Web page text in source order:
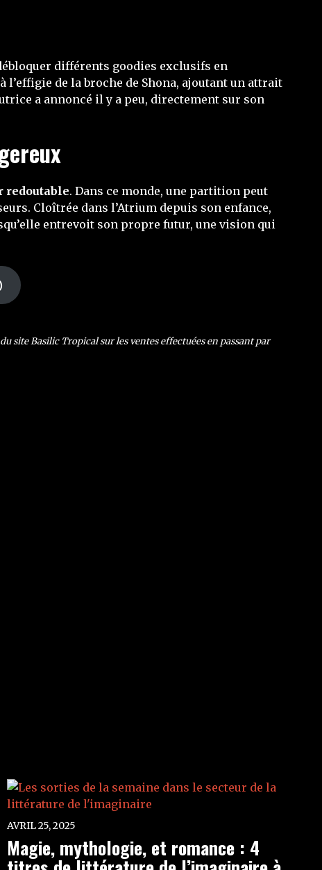
différents goodies exclusifs en
de la broche de Shona, ajoutant un attrait
a annoncé il y a peu, directement sur son
redoutable. Dans ce monde, une partition peut
Cloîtrée dans l’Atrium depuis son enfance,
entrevoit son propre futur, une vision qui
site Basilic Tropical sur les ventes effectuées en passant par
AVRIL 25, 2025
Magie, mythologie, et romance : 4